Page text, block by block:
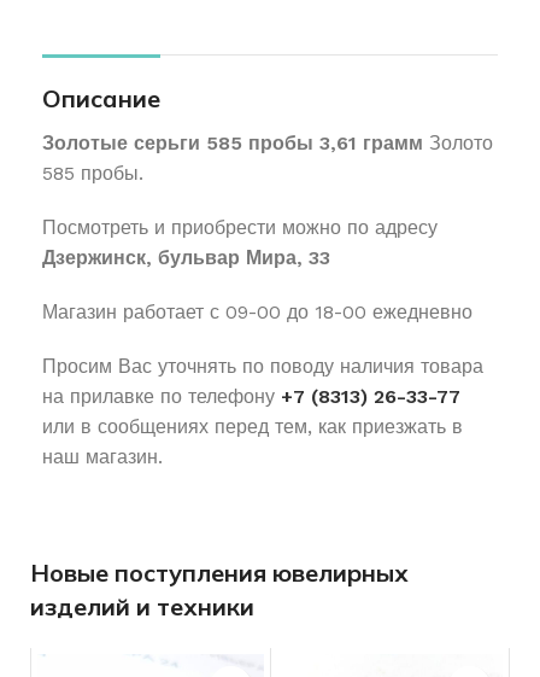
Описание
Золотые серьги 585 пробы 3,61 грамм Золото
585 пробы.
Посмотреть и приобрести можно по адресу
Дзержинск, бульвар Мира, 33
Магазин работает с 09-00 до 18-00 ежедневно
Просим Вас уточнять по поводу наличия товара
на прилавке по телефону +7 (8313) 26-33-77
или в сообщениях перед тем, как приезжать в
наш магазин.
Новые поступления ювелирных
изделий и техники